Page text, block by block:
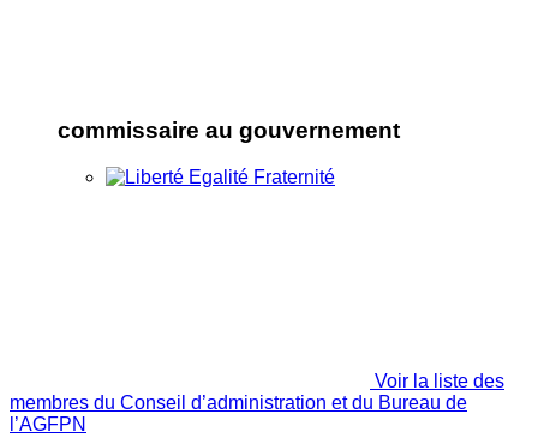
commissaire au gouvernement
Voir la liste des
membres du Conseil d’administration et du Bureau de
l’AGFPN